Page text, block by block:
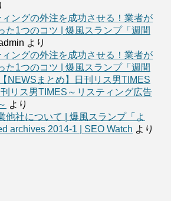
ングの外注を成功させる！業者が
た1つのコツ | 爆風スランプ「週間
より
ングの外注を成功させる！業者が
た1つのコツ | 爆風スランプ「週間
【NEWSまとめ】日刊リス男TIMES
リス男TIMES～リスティング広告
より
他社について | 爆風スランプ「よ
archives 2014-1 | SEO Watch より